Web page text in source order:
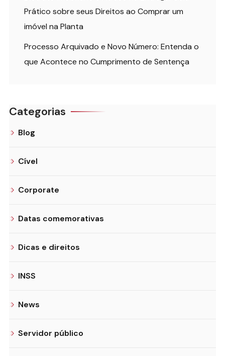
Prático sobre seus Direitos ao Comprar um
imóvel na Planta
Processo Arquivado e Novo Número: Entenda o
que Acontece no Cumprimento de Sentença
Categorias
Blog
Cível
Corporate
Datas comemorativas
Dicas e direitos
INSS
News
Servidor público